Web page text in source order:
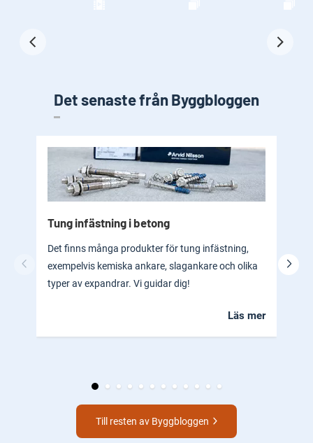
Det senaste från Byggbloggen
Tung infästning i betong
Det finns många produkter för tung infästning,
exempelvis kemiska ankare, slagankare och olika
typer av expandrar. Vi guidar dig!
Läs mer
Till resten av Byggbloggen